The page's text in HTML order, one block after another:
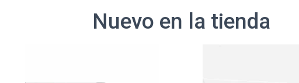
Nuevo en la tienda